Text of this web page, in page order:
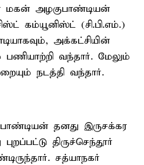
மகன் அழகுபாண்டியன்
கம்யூனிஸ்ட் (சி.பி.எம்.)
அக்கட்சியின்
வந்தார். மேலும்
நடத்தி வந்தார்.
தனது இருசக்கர
திருச்செந்தூர்
சத்யாநகர்